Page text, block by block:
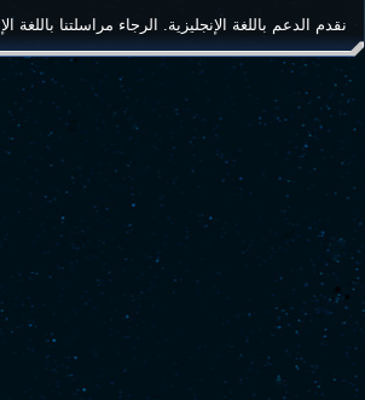
نقدم الدعم باللغة الإنجليزية. الرجاء مراسلتنا باللغة